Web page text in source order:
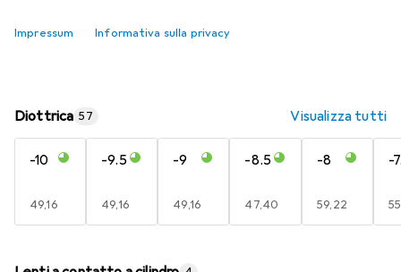
Impressum Informativa sulla privacy
Diottrica 57 Visualizza tutti
-10
EUR
49,16
-9.5
EUR
49,16
-9
EUR
49,16
-8.5
EUR
47,40
-8
EUR
59,22
-